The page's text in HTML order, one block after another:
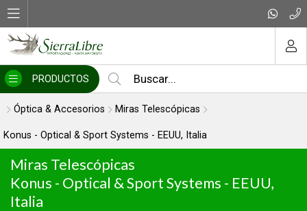
PRODUCTOS
Óptica & Accesorios Miras Telescópicas
Konus - Optical & Sport Systems - EEUU, Italia
Miras Telescópicas
Konus - Optical & Sport Systems - EEUU,
Italia